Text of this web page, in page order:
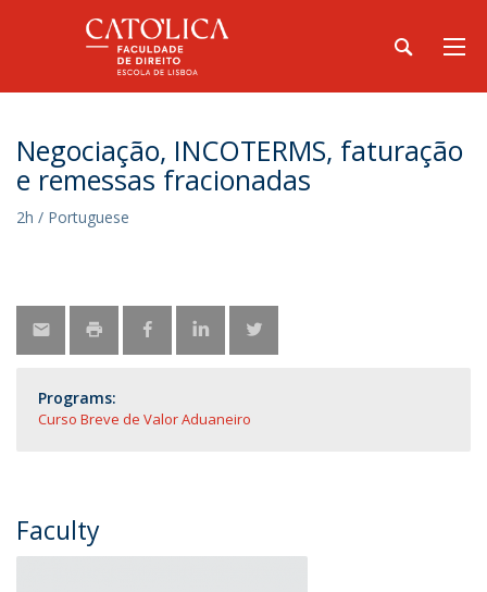
Negociação, INCOTERMS, faturação
e remessas fracionadas
2h / Portuguese
Programs:
Curso Breve de Valor Aduaneiro
Faculty